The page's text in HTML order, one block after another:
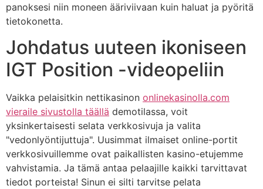
panoksesi niin moneen ääriviivaan kuin haluat ja pyöritä
tietokonetta.
Johdatus uuteen ikoniseen
IGT Position -videopeliin
Vaikka pelaisitkin nettikasinon onlinekasinolla.com
vieraile sivustolla täällä demotilassa, voit
yksinkertaisesti selata verkkosivuja ja valita
"vedonlyöntijuttuja". Uusimmat ilmaiset online-portit
verkkosivuillemme ovat paikallisten kasino-etujemme
vahvistamia. Ja tämä antaa pelaajille kaikki tarvittavat
tiedot porteista! Sinun ei silti tarvitse pelata